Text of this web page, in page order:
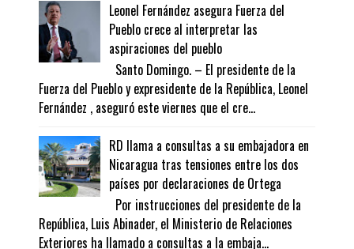
Leonel Fernández asegura Fuerza del
Pueblo crece al interpretar las
aspiraciones del pueblo
Santo Domingo. – El presidente de la
Fuerza del Pueblo y expresidente de la República, Leonel
Fernández , aseguró este viernes que el cre...
RD llama a consultas a su embajadora en
Nicaragua tras tensiones entre los dos
países por declaraciones de Ortega
Por instrucciones del presidente de la
República, Luis Abinader, el Ministerio de Relaciones
Exteriores ha llamado a consultas a la embaja...